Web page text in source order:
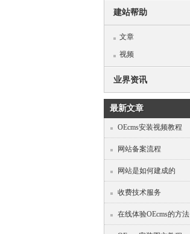
建站帮助
文章
视频
业界资讯
最新文章
OEcms安装视频教程
网站备案流程
网站是如何建成的
收费技术服务
在线体验OEcms的方法